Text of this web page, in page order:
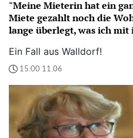
"Meine Mieterin hat ein
Miete gezahlt noch die
lange überlegt, was ich
Ein Fall aus Walldorf!
15:00 11.06